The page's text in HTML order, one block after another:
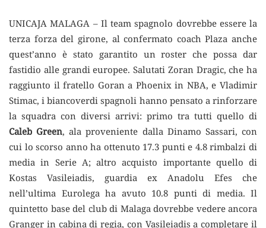
UNICAJA MALAGA – Il team spagnolo dovrebbe essere la
terza forza del girone, al confermato coach Plaza anche
quest’anno è stato garantito un roster che possa dar
fastidio alle grandi europee. Salutati Zoran Dragic, che ha
raggiunto il fratello Goran a Phoenix in NBA, e Vladimir
Stimac, i biancoverdi spagnoli hanno pensato a rinforzare
la squadra con diversi arrivi: primo tra tutti quello di
Caleb Green, ala proveniente dalla Dinamo Sassari, con
cui lo scorso anno ha ottenuto 17.3 punti e 4.8 rimbalzi di
media in Serie A; altro acquisto importante quello di
Kostas Vasileiadis, guardia ex Anadolu Efes che
nell’ultima Eurolega ha avuto 10.8 punti di media. Il
quintetto base del club di Malaga dovrebbe vedere ancora
Granger in cabina di regia, con Vasileiadis a completare il